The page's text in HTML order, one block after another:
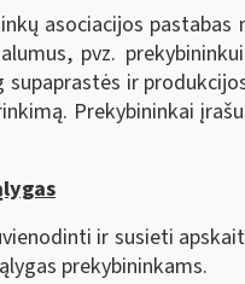
asociacijos
pvz.
ir
Prekybininkai
ir susieti
prekybininkams.